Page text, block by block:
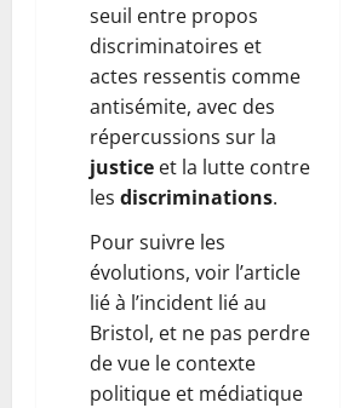
seuil entre propos
discriminatoires et
actes ressentis comme
antisémite, avec des
répercussions sur la
justice et la lutte contre
les discriminations.
Pour suivre les
évolutions, voir l’article
lié à l’incident lié au
Bristol, et ne pas perdre
de vue le contexte
politique et médiatique